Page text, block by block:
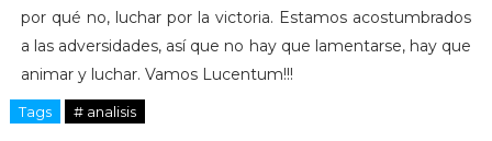
por qué no, luchar por la victoria. Estamos acostumbrados
a las adversidades, así que no hay que lamentarse, hay que
animar y luchar. Vamos Lucentum!!!
Tags # analisis